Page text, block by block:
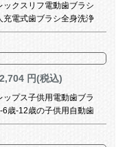
ックスリフ電動歯ブラシ
充電式歯ブラシ全身洗浄
クリア歯切れダイヤモン
91ブラックドリルセン
2,704 円(税込)
ップス子供用電動歯ブラ
6歳-12歳の子供用自動歯
シ自動音波式振動ブルー